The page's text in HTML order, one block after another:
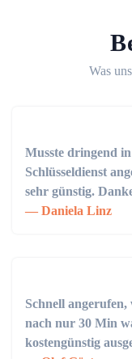
Was
Musste dringend
Schlüsseldienst
sehr günstig.
Daniela Linz
Schnell
nach nur 30 Min
kostengünstig